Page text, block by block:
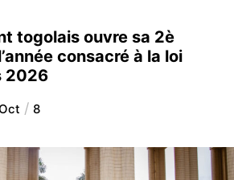
togolais ouvre sa 2è
consacré à la loi
2026
8